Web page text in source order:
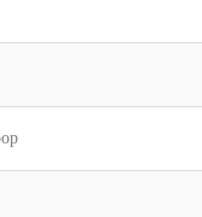
pop